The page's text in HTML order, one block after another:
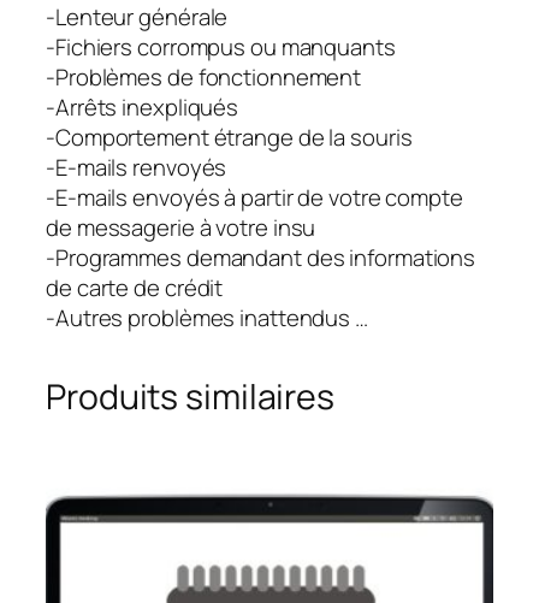
-Lenteur générale
-Fichiers corrompus ou manquants
-Problèmes de fonctionnement
-Arrêts inexpliqués
-Comportement étrange de la souris
-E-mails renvoyés
-E-mails envoyés à partir de votre compte
de messagerie à votre insu
-Programmes demandant des informations
de carte de crédit
-Autres problèmes inattendus …
Produits similaires